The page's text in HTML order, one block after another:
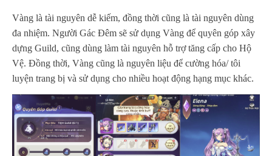
Vàng là tài nguyên dễ kiếm, đồng thời cũng là tài nguyên dùng
đa nhiệm. Người Gác Đêm sẽ sử dụng Vàng để quyên góp xây
dựng Guild, cũng dùng làm tài nguyên hỗ trợ tăng cấp cho Hộ
Vệ. Đồng thời, Vàng cũng là nguyên liệu để cường hóa/ tôi
luyện trang bị và sử dụng cho nhiều hoạt động hạng mục khác.